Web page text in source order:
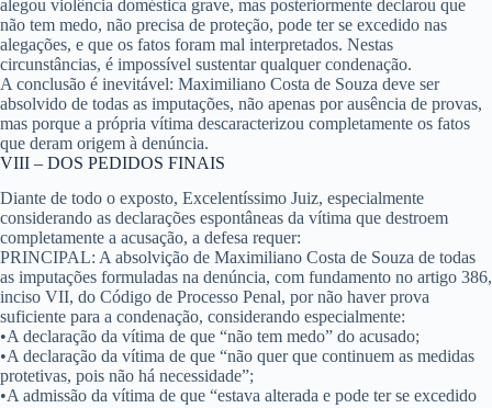
alegou violência doméstica grave, mas posteriormente declarou que
não tem medo, não precisa de proteção, pode ter se excedido nas
alegações, e que os fatos foram mal interpretados. Nestas
circunstâncias, é impossível sustentar qualquer condenação.
A conclusão é inevitável: Maximiliano Costa de Souza deve ser
absolvido de todas as imputações, não apenas por ausência de provas,
mas porque a própria vítima descaracterizou completamente os fatos
que deram origem à denúncia.
VIII – DOS PEDIDOS FINAIS
Diante de todo o exposto, Excelentíssimo Juiz, especialmente
considerando as declarações espontâneas da vítima que destroem
completamente a acusação, a defesa requer:
PRINCIPAL: A absolvição de Maximiliano Costa de Souza de todas
as imputações formuladas na denúncia, com fundamento no artigo 386,
inciso VII, do Código de Processo Penal, por não haver prova
suficiente para a condenação, considerando especialmente:
•A declaração da vítima de que “não tem medo” do acusado;
•A declaração da vítima de que “não quer que continuem as medidas
protetivas, pois não há necessidade”;
•A admissão da vítima de que “estava alterada e pode ter se excedido